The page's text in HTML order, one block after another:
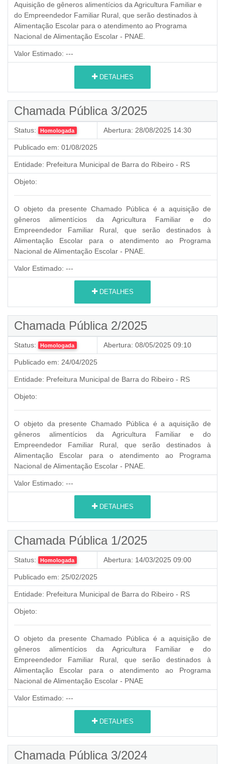
Aquisição de gêneros alimentícios da Agricultura Familiar e
do Empreendedor Familiar Rural, que serão destinados à
Alimentação Escolar para o atendimento ao Programa
Nacional de Alimentação Escolar - PNAE.
Valor Estimado: ---
DETALHES
Chamada Pública 3/2025
Status: Homologada Abertura: 28/08/2025 14:30
Publicado em: 01/08/2025
Entidade: Prefeitura Municipal de Barra do Ribeiro - RS
Objeto:
O objeto da presente Chamado Pública é a aquisição de
gêneros alimentícios da Agricultura Familiar e do
Empreendedor Familiar Rural,
que serão destinados à
Alimentação Escolar para o atendimento ao Programa
Nacional de Alimentação Escolar - PNAE.
Valor Estimado: ---
DETALHES
Chamada Pública 2/2025
Status: Homologada Abertura: 08/05/2025 09:10
Publicado em: 24/04/2025
Entidade: Prefeitura Municipal de Barra do Ribeiro - RS
Objeto:
O objeto da presente Chamado Pública é a aquisição de
gêneros alimentícios da Agricultura Familiar e do
Empreendedor Familiar Rural,
que serão destinados à
Alimentação Escolar para o atendimento ao Programa
Nacional de Alimentação Escolar - PNAE.
Valor Estimado: ---
DETALHES
Chamada Pública 1/2025
Status: Homologada Abertura: 14/03/2025 09:00
Publicado em: 25/02/2025
Entidade: Prefeitura Municipal de Barra do Ribeiro - RS
Objeto:
O objeto da presente Chamado Pública é a aquisição de
gêneros alimentícios da Agricultura Familiar e do
Empreendedor Familiar Rural,
que serão destinados à
Alimentação Escolar para o atendimento ao Programa
Nacional de Alimentação Escolar - PNAE
Valor Estimado: ---
DETALHES
Chamada Pública 3/2024